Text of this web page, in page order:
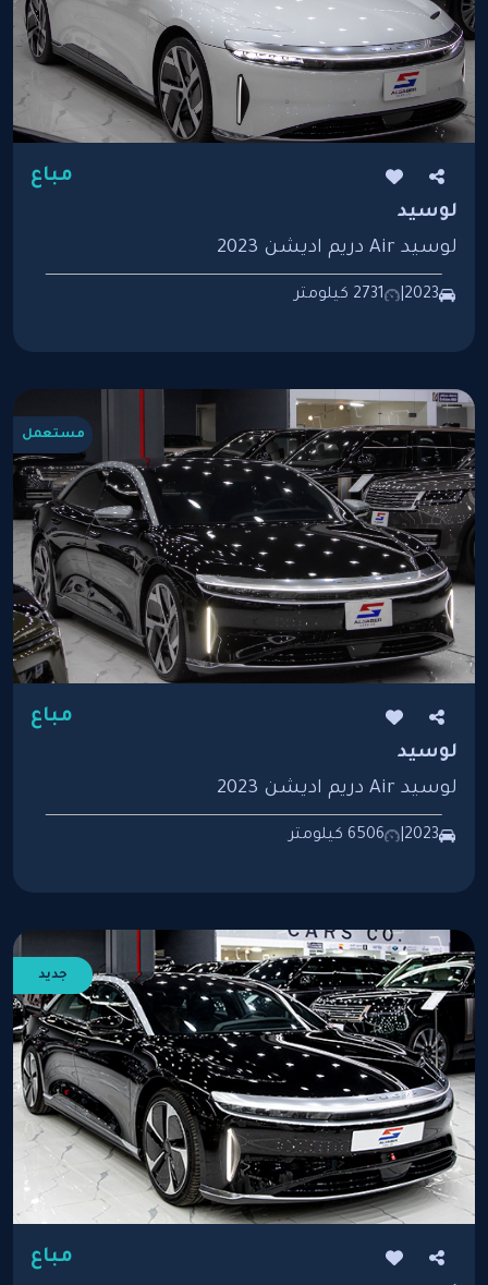
مباع
لوسيد
لوسيد Air دريم اديشن 2023
2023
| 2731 كيلومتر
مستعمل
مباع
لوسيد
لوسيد Air دريم اديشن 2023
2023
| 6506 كيلومتر
جديد
مباع